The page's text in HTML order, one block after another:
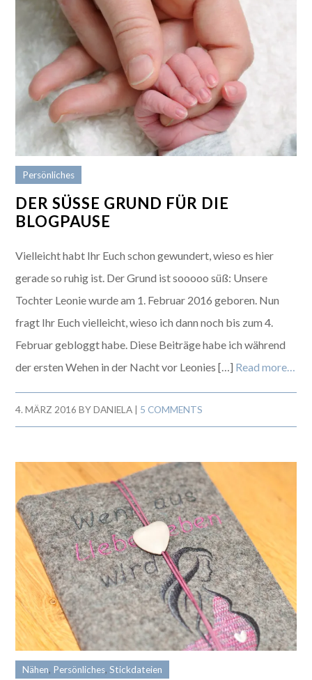
Persönliches
DER SÜSSE GRUND FÜR DIE B
LOGPAUSE
Vielleicht habt Ihr Euch schon gewundert, wieso es hier
gerade so ruhig ist. Der Grund ist sooooo süß: Unsere
Tochter Leonie wurde am 1. Februar 2016 geboren. Nun
fragt Ihr Euch vielleicht, wieso ich dann noch bis zum 4.
Februar gebloggt habe. Diese Beiträge habe ich während
der ersten Wehen in der Nacht vor Leonies […] Read more…
4. MÄRZ 2016 BYDANIELA 5 COMMENTS
Nähen, Persönliches,Stickdateien